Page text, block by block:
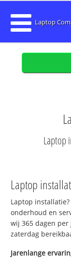
Laptop
Laptop
Laptop
Laptop
onderhoud en
wij 365 dagen per
zaterdag
Jarenlange